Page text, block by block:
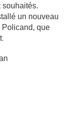
souhaités.
un nouveau
Policand, que
.